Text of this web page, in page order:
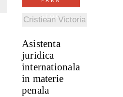
STOC
Cristiean Victoria
Asistenta
juridica
internationala
in materie
penala